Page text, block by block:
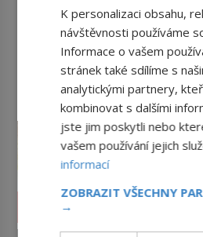
LIFESTYLE
K personalizaci obsahu,
návštěvnosti používáme
Informace o vašem
stránek také sdílíme s
analytickými partnery,
kombinovat s dalšími
jste jim poskytli nebo
vašem používání jejich
informací
ZOBRAZIT VŠECHNY
→